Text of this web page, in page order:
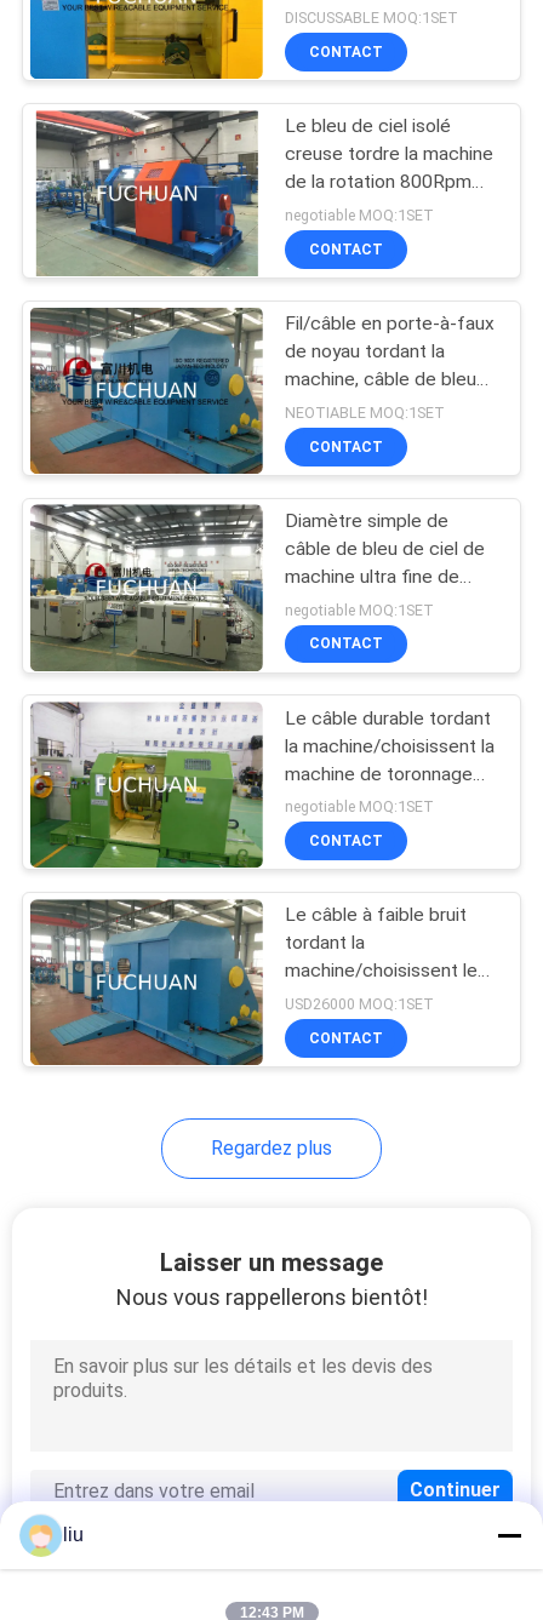
NOUVELLES
LES
AFFAIRES
PLAN
DU
SITE
PRIVACY
POLICY
Câblage cuivre
tordant la machine
39
machine de torsion
de câble
28
machine extrudeuse
de fil
machine d'extrusion
PVC
machine à simple
de câble
avec Max Twist Dia
Meter 15mm
DISCUSSABLE MOQ:1SET
CONTACT
Le bleu de ciel isolé
creuse tordre la machine
de la rotation 800Rpm
stable élevée
negotiable MOQ:1SET
CONTACT
Fil/câble en porte-à-faux
de noyau tordant la
machine, câble de bleu
de ciel étendant des
machines
NEOTIABLE MOQ:1SET
CONTACT
Diamètre simple de
câble de bleu de ciel de
machine ultra fine de
tressage 0.03mm -
0.32mm
negotiable MOQ:1SET
CONTACT
Le câble durable tordant
la machine/choisissent la
machine de toronnage
de noyau de torsion
negotiable MOQ:1SET
CONTACT
Le câble à faible bruit
tordant la
machine/choisissent le
câble de torsion
étendant la grande
vitesse
USD26000 MOQ:1SET
CONTACT
Regardez plus
Laisser un message
Nous vous rappellerons bientôt!
liu
12:43 PM